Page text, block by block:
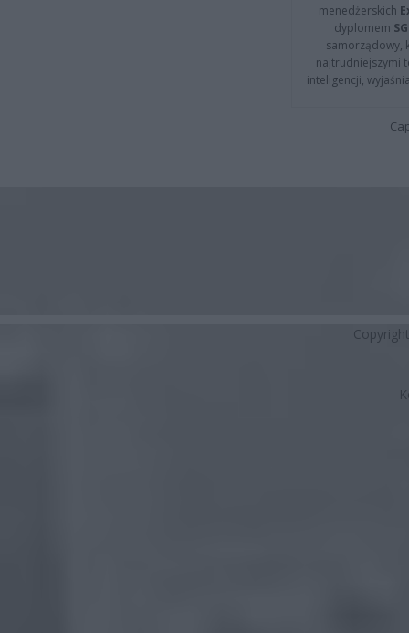
menedżerskich
dyplomem
samorządowy,
najtrudniejszymi
inteligencji,